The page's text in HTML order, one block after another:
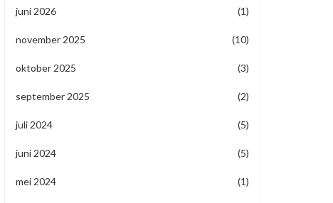
juni 2026 (1)
november 2025 (10)
oktober 2025 (3)
september 2025 (2)
juli 2024 (5)
juni 2024 (5)
mei 2024 (1)